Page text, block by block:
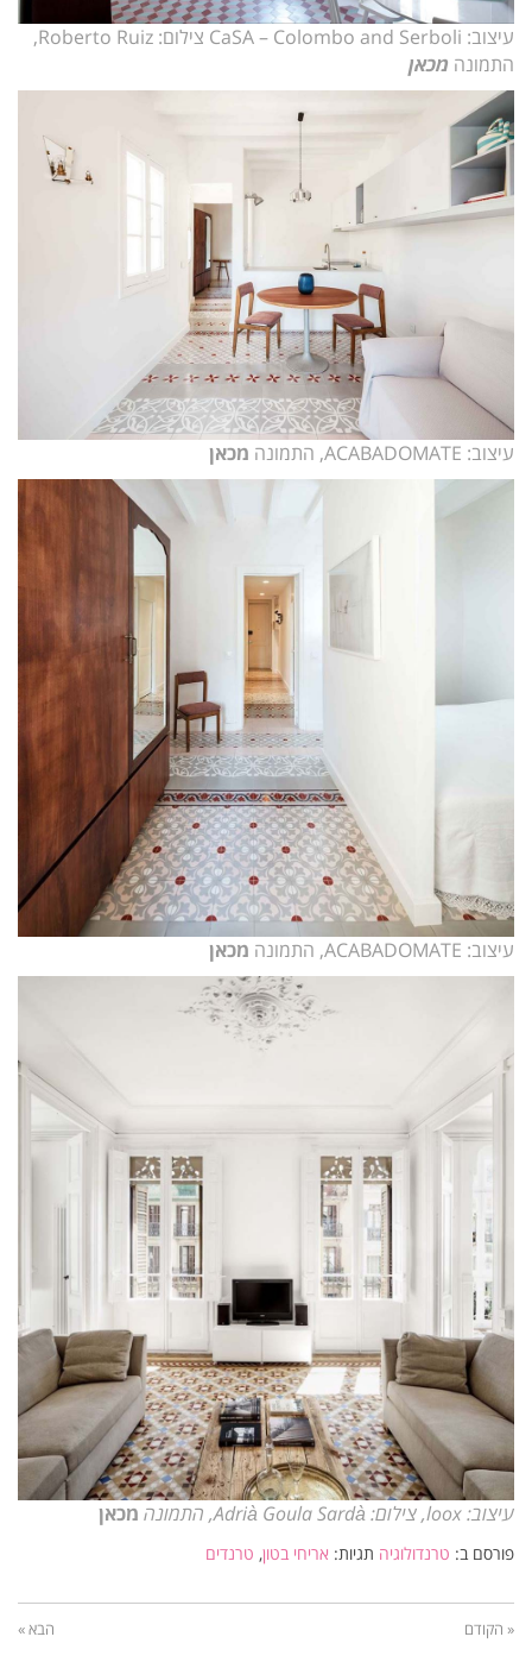
עיצוב: CaSA – Colombo and Serboli צילום: Roberto Ruiz,
התמונה מכאן
עיצוב: ACABADOMATE, התמונה מכאן
עיצוב: ACABADOMATE, התמונה מכאן
עיצוב: loox, צילום: Adrià Goula Sardà, התמונה מכאן
פורסם ב: טרנדולוגיה תגיות: אריחי בטון, טרנדים
« הקודם הבא »